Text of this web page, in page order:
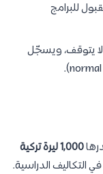
في امتحان القبول للبرامج
لا يتوقف، ويسجّل
1,000 ليرة تركية